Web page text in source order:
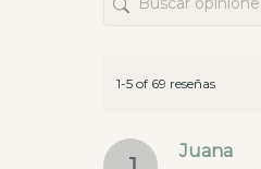
1-5 of 69 reseñas
Juana